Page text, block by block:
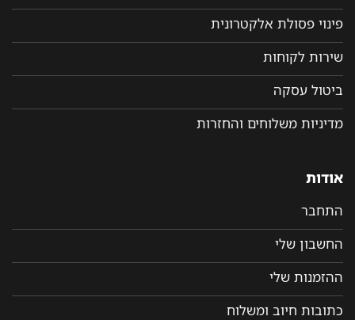
פינוי פסולת אלקטרונית
שירות לקוחות
ביטול עסקה
מדיניות משלוחים והחזרות
אודות
התחבר
החשבון שלי
ההזמנות שלי
כתובות חיוב ומשלוח